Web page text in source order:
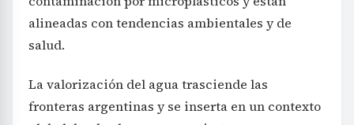
alineadas con tendencias ambientales y de
salud.
La valorización del agua trasciende las
fronteras argentinas y se inserta en un contexto